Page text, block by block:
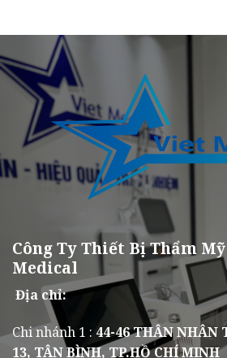
Công Ty Thiết Bị Thẩm
Medical
Địa chỉ:
Chi nhánh 1 : 44-46 THÂN NHÂN
13, TÂN BÌNH, TP.HỒ CHÍ MINH